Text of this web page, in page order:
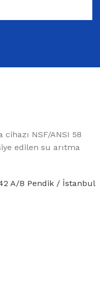
NSF/ANSI 58
edilen su arıtma
A/B Pendik / İstanbul